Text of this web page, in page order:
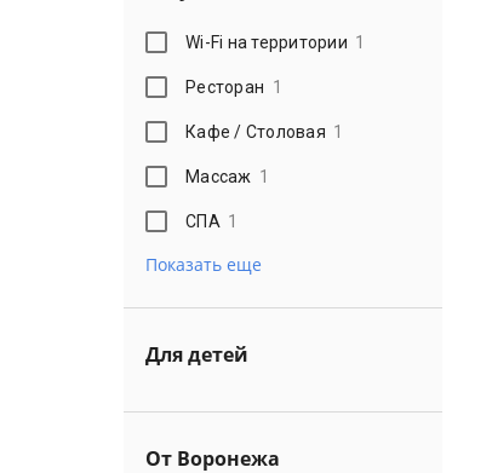
Wi-Fi на территории 1
Ресторан 1
Кафе / Столовая 1
Массаж 1
СПА 1
Показать еще
Для детей
От Воронежа